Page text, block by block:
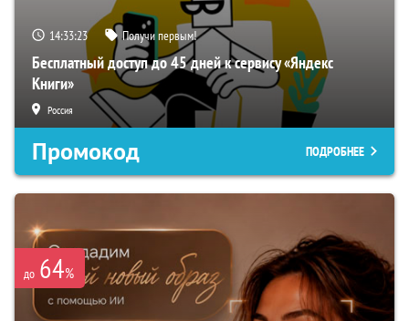
14:33:22 Получи первым!
Бесплатный доступ до 45 дней к сервису «Яндекс
Книги»
Россия
Промокод ПОДРОБНЕЕ
до 64%